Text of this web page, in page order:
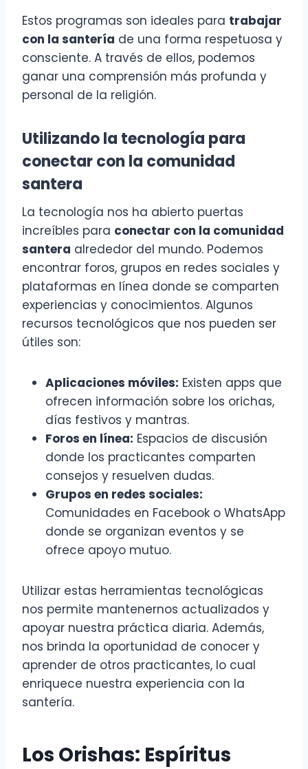
Estos programas son ideales para trabajar
con la santería de una forma respetuosa y
consciente. A través de ellos, podemos
ganar una comprensión más profunda y
personal de la religión.
Utilizando la tecnología para
conectar con la comunidad
santera
La tecnología nos ha abierto puertas
increíbles para conectar con la comunidad
santera alrededor del mundo. Podemos
encontrar foros, grupos en redes sociales y
plataformas en línea donde se comparten
experiencias y conocimientos. Algunos
recursos tecnológicos que nos pueden ser
útiles son:
Aplicaciones móviles: Existen apps que
ofrecen información sobre los orichas,
días festivos y mantras.
Foros en línea: Espacios de discusión
donde los practicantes comparten
consejos y resuelven dudas.
Grupos en redes sociales:
Comunidades en Facebook o WhatsApp
donde se organizan eventos y se
ofrece apoyo mutuo.
Utilizar estas herramientas tecnológicas
nos permite mantenernos actualizados y
apoyar nuestra práctica diaria. Además,
nos brinda la oportunidad de conocer y
aprender de otros practicantes, lo cual
enriquece nuestra experiencia con la
santería.
Los Orishas: Espíritus